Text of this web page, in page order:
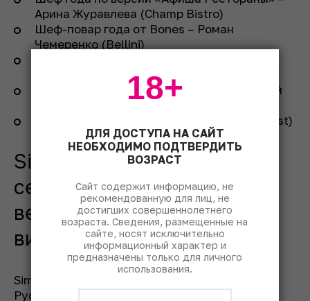
Арина Журавлева (Champ Bistro)
Шеф-повар года от Bones – Роман
Чемеренко (Bellini)
Шеф-повар года по версии СМИ – Виталий
Шеф-повар – легенда – Мирко Дзаго (Onest)
Simple Group запускает
серию эксклюзивных
вебинаров с владельцами
винных хозяйств
SimplePrivé совместно с проектом «Большое
Русское Вино» запускает серию вебинаров:
ДЛЯ ДОСТУПА НА САЙТ
НЕОБХОДИМО ПОДТВЕРДИТЬ
ВОЗРАСТ
Сайт содержит информацию, не
рекомендованную для лиц, не
достигших совершеннолетнего
возраста. Сведения, размещенные на
сайте, носят исключительно
информационный характер и
предназначены только для личного
использования.
18+